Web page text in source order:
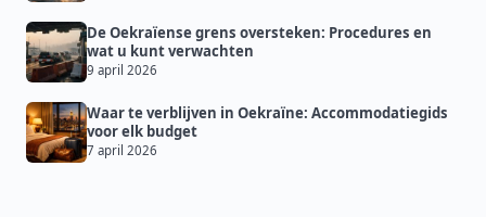
De Oekraïense grens oversteken: Procedures en
wat u kunt verwachten
9 april 2026
Waar te verblijven in Oekraïne: Accommodatiegids
voor elk budget
7 april 2026